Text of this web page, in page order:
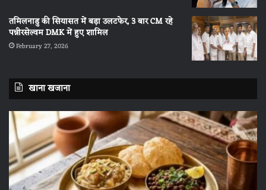
तमिलनाडु की सियासत में बड़ा उलटफेर, 3 बार CM रहे
पन्नीरसेल्वम DMK में हुए शामिल
February 27, 2026
खाना खजाना